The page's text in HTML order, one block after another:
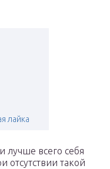
лайка
лучше всего себя
отсутствии такой